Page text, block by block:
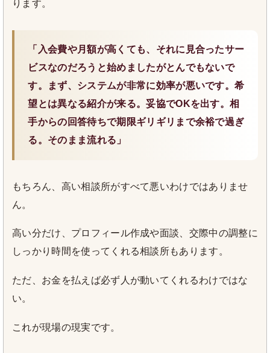
ります。
「入会費や月額が高くても、それに見合ったサー
ビスなのだろうと始めましたがとんでもないで
す。まず、システムが非常に効率が悪いです。希
望とは異なる紹介が来る。妥協でOKを出す。相
手からの回答待ちで期限ギリギリまで余裕で過ぎ
る。そのまま流れる」
もちろん、高い相談所がすべて悪いわけではありませ
ん。
高い分だけ、プロフィール作成や面談、交際中の調整に
しっかり時間を使ってくれる相談所もあります。
ただ、お金を払えば必ず人が動いてくれるわけではな
い。
これが現場の現実です。